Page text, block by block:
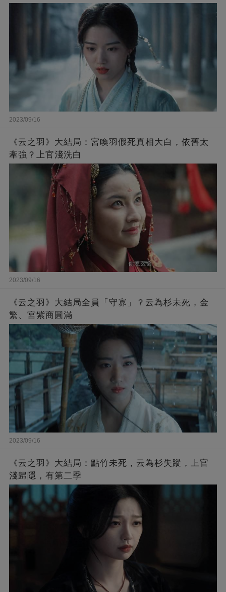
2023/09/16
《云之羽》大結局：宮喚羽假死真相大白，依舊太
牽強？上官淺洗白
2023/09/16
《云之羽》大結局全員「守寡」？云為杉未死，金
繁、宮紫商圓滿
2023/09/16
《云之羽》大結局：點竹未死，云為杉失蹤，上官
淺歸隱，有第二季